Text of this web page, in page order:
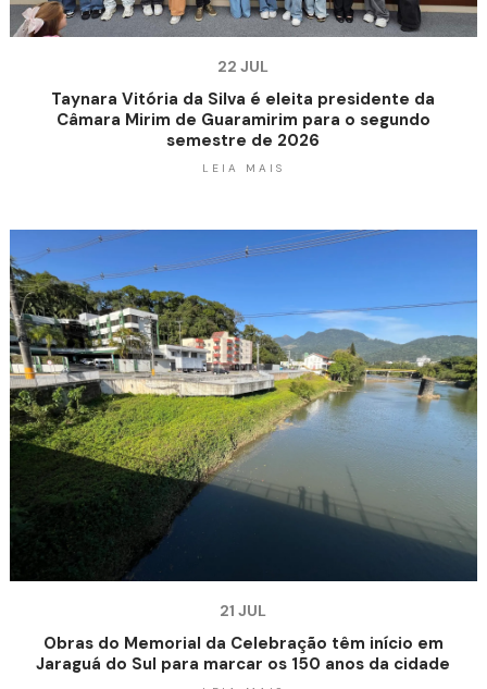
22 JUL
Taynara Vitória da Silva é eleita presidente da
Câmara Mirim de Guaramirim para o segundo
semestre de 2026
LEIA MAIS
21 JUL
Obras do Memorial da Celebração têm início em
Jaraguá do Sul para marcar os 150 anos da cidade